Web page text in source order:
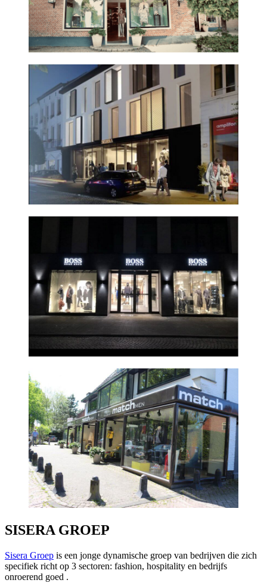
SISERA GROEP
Sisera Groep is een jonge dynamische groep van bedrijven die zich
specifiek richt op 3 sectoren: fashion, hospitality en bedrijfs
onroerend goed .